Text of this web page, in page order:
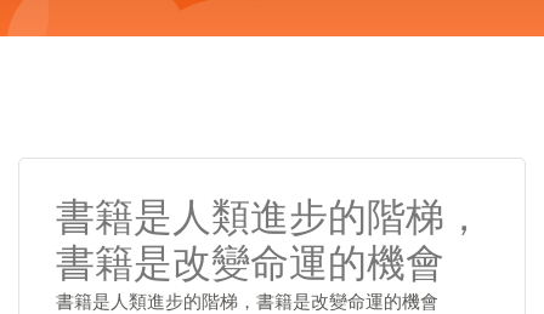
書籍是人類進步的階梯，
書籍是改變命運的機會
書籍是人類進步的階梯，書籍是改變命運的機會